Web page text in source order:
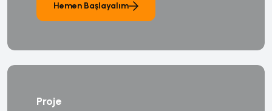
Hemen Başlayalım
Proje